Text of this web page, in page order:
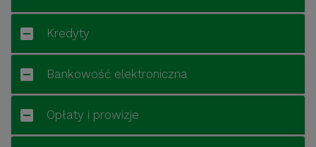
Kredyty
Bankowość elektroniczna
Opłaty i prowizje